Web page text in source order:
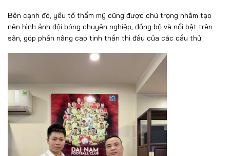
Bên cạnh đó, yếu tố thẩm mỹ cũng được chú trọng nhằm tạo
nên hình ảnh đội bóng chuyên nghiệp, đồng bộ và nổi bật trên
sân, góp phần nâng cao tinh thần thi đấu của các cầu thủ.